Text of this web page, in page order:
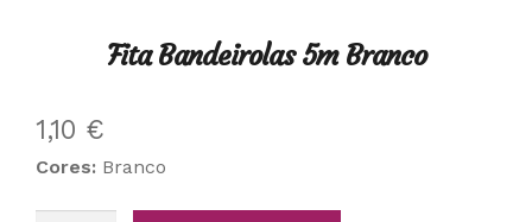
Fita Bandeirolas 5m Branco
1,10 €
Cores: Branco